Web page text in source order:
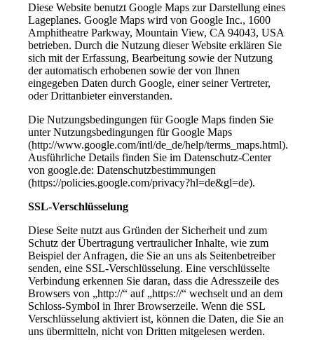
Diese Website benutzt Google Maps zur Darstellung eines
Lageplanes. Google Maps wird von Google Inc., 1600
Amphitheatre Parkway, Mountain View, CA 94043, USA
betrieben. Durch die Nutzung dieser Website erklären Sie
sich mit der Erfassung, Bearbeitung sowie der Nutzung
der automatisch erhobenen sowie der von Ihnen
eingegeben Daten durch Google, einer seiner Vertreter,
oder Drittanbieter einverstanden.
Die Nutzungsbedingungen für Google Maps finden Sie
unter Nutzungsbedingungen für Google Maps
(http://www.google.com/intl/de_de/help/terms_maps.html).
Ausführliche Details finden Sie im Datenschutz-Center
von google.de: Datenschutzbestimmungen
(https://policies.google.com/privacy?hl=de&gl=de).
SSL-Verschlüsselung
Diese Seite nutzt aus Gründen der Sicherheit und zum
Schutz der Übertragung vertraulicher Inhalte, wie zum
Beispiel der Anfragen, die Sie an uns als Seitenbetreiber
senden, eine SSL-Verschlüsselung. Eine verschlüsselte
Verbindung erkennen Sie daran, dass die Adresszeile des
Browsers von „http://“ auf „https://“ wechselt und an dem
Schloss-Symbol in Ihrer Browserzeile. Wenn die SSL
Verschlüsselung aktiviert ist, können die Daten, die Sie an
uns übermitteln, nicht von Dritten mitgelesen werden.